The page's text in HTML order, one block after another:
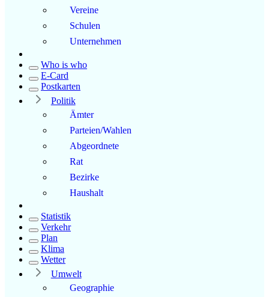
Vereine
Schulen
Unternehmen
Who is who
E-Card
Postkarten
Politik
Ämter
Parteien/Wahlen
Abgeordnete
Rat
Bezirke
Haushalt
Statistik
Verkehr
Plan
Klima
Wetter
Umwelt
Geographie